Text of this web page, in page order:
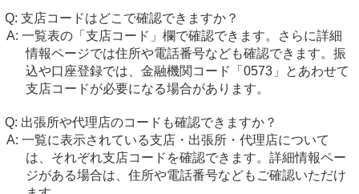
支店コードはどこで確認できますか？
一覧表の「支店コード」欄で確認できます。さらに詳細
情報ページでは住所や電話番号なども確認できます。振
込や口座登録では、金融機関コード「0573」とあわせて
支店コードが必要になる場合があります。
出張所や代理店のコードも確認できますか？
一覧に表示されている支店・出張所・代理店について
は、それぞれ支店コードを確認できます。詳細情報ペー
ジがある場合は、住所や電話番号などもご確認いただけ